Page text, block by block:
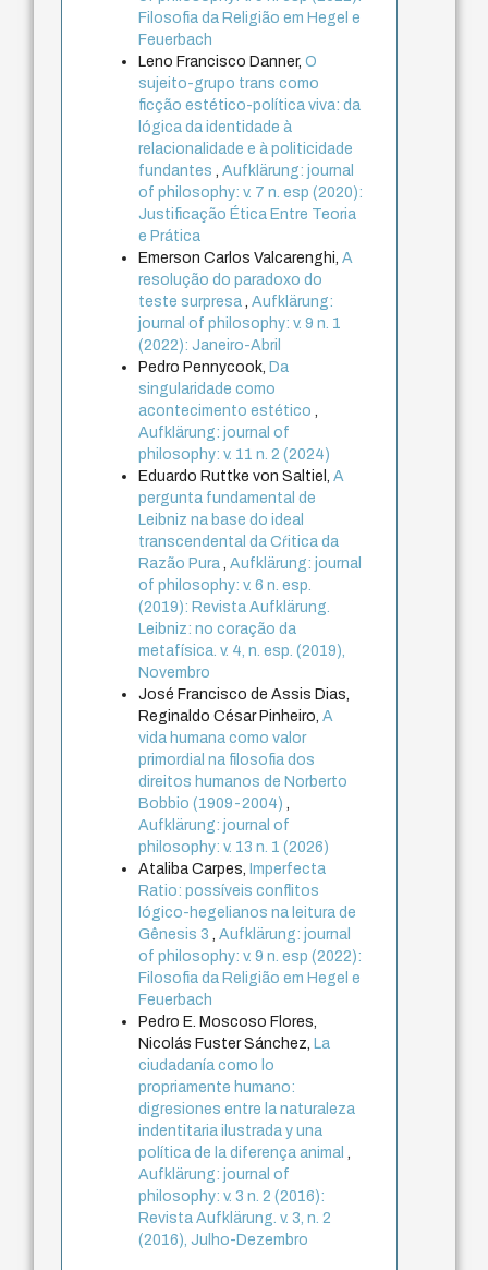
Filosofia da Religião em Hegel e
Feuerbach
Leno Francisco Danner,O
sujeito-grupo trans como
ficção estético-política viva: da
lógica da identidade à
relacionalidade e à politicidade
fundantes,Aufklärung: journal
of philosophy: v. 7 n. esp (2020):
Justificação Ética Entre Teoria
e Prática
Emerson Carlos Valcarenghi,A
resolução do paradoxo do
teste surpresa,Aufklärung:
journal of philosophy: v. 9 n. 1
(2022): Janeiro-Abril
Pedro Pennycook, Da
singularidade como
acontecimento estético,
Aufklärung: journal of
philosophy: v. 11 n. 2 (2024)
Eduardo Ruttke von Saltiel,A
pergunta fundamental de
Leibniz na base do ideal
transcendental da Cŕitica da
Razão Pura,Aufklärung: journal
of philosophy: v. 6 n. esp.
(2019): Revista Aufklärung.
Leibniz: no coração da
metafísica. v. 4, n. esp. (2019),
Novembro
José Francisco de Assis Dias,
Reginaldo César Pinheiro,A
vida humana como valor
primordial na filosofia dos
direitos humanos de Norberto
Bobbio (1909-2004),
Aufklärung: journal of
philosophy: v. 13 n. 1 (2026)
Ataliba Carpes, Imperfecta
Ratio: possíveis conflitos
lógico-hegelianos na leitura de
Gênesis 3,Aufklärung: journal
of philosophy: v. 9 n. esp (2022):
Filosofia da Religião em Hegel e
Feuerbach
Pedro E. Moscoso Flores,
Nicolás Fuster Sánchez, La
ciudadanía como lo
propriamente humano:
digresiones entre la naturaleza
indentitaria ilustrada y una
política de la diferença animal,
Aufklärung: journal of
philosophy: v. 3 n. 2 (2016):
Revista Aufklärung. v. 3, n. 2
(2016), Julho-Dezembro